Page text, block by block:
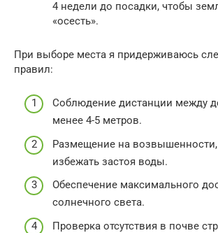
4 недели до посадки, чтобы
«осесть».
При выборе места я придерживаюсь
правил:
Соблюдение дистанции между
менее 4-5 метров.
Размещение на
избежать застоя воды.
Обеспечение максимального
солнечного света.
Проверка отсутствия в почве